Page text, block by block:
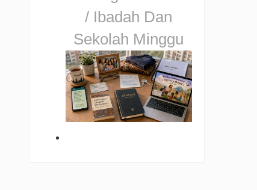
/ Ibadah Dan
Sekolah Minggu